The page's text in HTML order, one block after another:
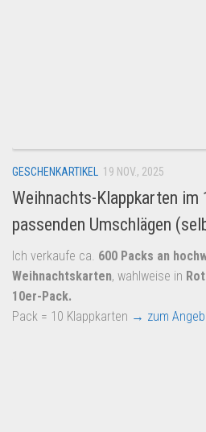
GESCHENKARTIKEL 19 NOV., 2025
Weihnachts-Klappkarten im
passenden Umschlägen
Ich verkaufe ca. 600 Packs an
Weihnachtskarten, wahlweise in
10er-Pack.
Pack = 10 Klappkarten → zum